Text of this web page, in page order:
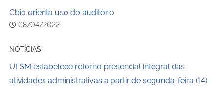
Cbio orienta uso do auditório
08/04/2022
NOTÍCIAS
UFSM estabelece retorno presencial integral das
atividades administrativas a partir de segunda-feira (14)